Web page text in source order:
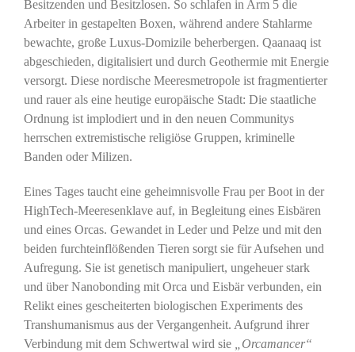
Besitzenden und Besitzlosen. So schlafen in Arm 5 die
Arbeiter in gestapelten Boxen, während andere Stahlarme
bewachte, große Luxus-Domizile beherbergen. Qaanaaq ist
abgeschieden, digitalisiert und durch Geothermie mit Energie
versorgt. Diese nordische Meeresmetropole ist fragmentierter
und rauer als eine heutige europäische Stadt: Die staatliche
Ordnung ist implodiert und in den neuen Communitys
herrschen extremistische religiöse Gruppen, kriminelle
Banden oder Milizen.
Eines Tages taucht eine geheimnisvolle Frau per Boot in der
HighTech-Meeresenklave auf, in Begleitung eines Eisbären
und eines Orcas. Gewandet in Leder und Pelze und mit den
beiden furchteinflößenden Tieren sorgt sie für Aufsehen und
Aufregung. Sie ist genetisch manipuliert, ungeheuer stark
und über Nanobonding mit Orca und Eisbär verbunden, ein
Relikt eines gescheiterten biologischen Experiments des
Transhumanismus aus der Vergangenheit. Aufgrund ihrer
Verbindung mit dem Schwertwal wird sie
„Orcamancer“